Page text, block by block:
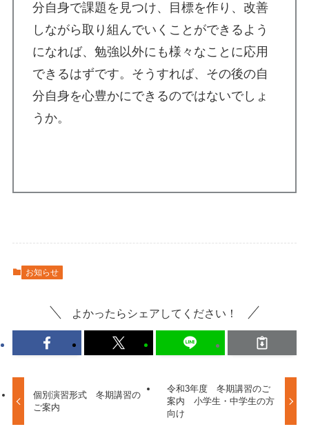
分自身で課題を見つけ、目標を作り、改善
しながら取り組んでいくことができるよう
になれば、勉強以外にも様々なことに応用
できるはずです。そうすれば、その後の自
分自身を心豊かにできるのではないでしょ
うか。
お知らせ
よかったらシェアしてください！
個別演習形式 冬期講習の
ご案内
令和3年度 冬期講習のご
案内 小学生・中学生の方
向け